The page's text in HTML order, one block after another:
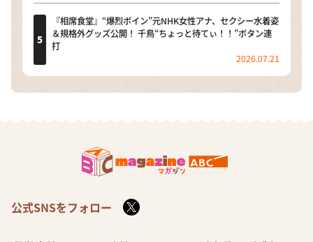
『相席食堂』“爆烈ボイン”元NHK女性アナ、セクシー水着姿
＆規格外グッズ公開！ 千鳥“ちょっと待てぃ！！”ボタン連
打
2026.07.21
公式SNSをフォロー